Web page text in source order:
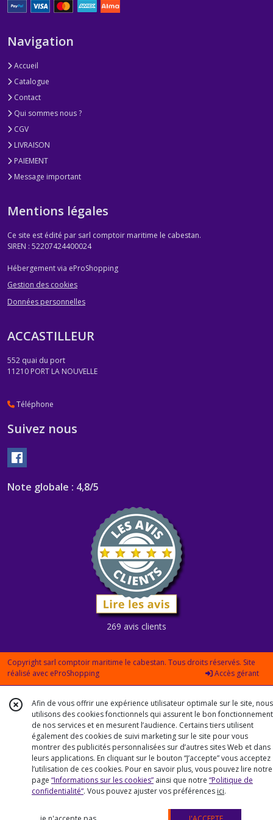
Navigation
Accueil
Catalogue
Contact
Qui sommes nous ?
CGV
LIVRAISON
PAIEMENT
Message important
Mentions légales
Ce site est édité par sarl comptoir maritime le cabestan.
SIREN : 52207424400024
Hébergement via eProShopping
Gestion des cookies
Données personnelles
ACCASTILLEUR
552 quai du port
11210 PORT LA NOUVELLE
Téléphone
Suivez nous
Note globale : 4,8/5
269 avis clients
Copyright sarl comptoir maritime le cabestan. Tous droits réservés. Site
réalisé avec eProShopping Accès gérant
Afin de vous offrir une expérience utilisateur optimale sur le site, nous
utilisons des cookies fonctionnels qui assurent le bon fonctionnement
de nos services et en mesurent l’audience. Certains tiers utilisent
également des cookies de suivi marketing sur le site pour vous
montrer des publicités personnalisées sur d’autres sites Web et dans
leurs applications. En cliquant sur le bouton “J’accepte” vous acceptez
l’utilisation de ces cookies. Pour en savoir plus, vous pouvez lire notre
page “Informations sur les cookies” ainsi que notre “Politique de
confidentialité“. Vous pouvez ajuster vos préférences ici.